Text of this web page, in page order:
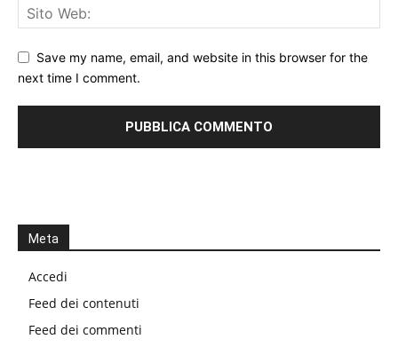
Save my name, email, and website in this browser for the
next time I comment.
Meta
Accedi
Feed dei contenuti
Feed dei commenti